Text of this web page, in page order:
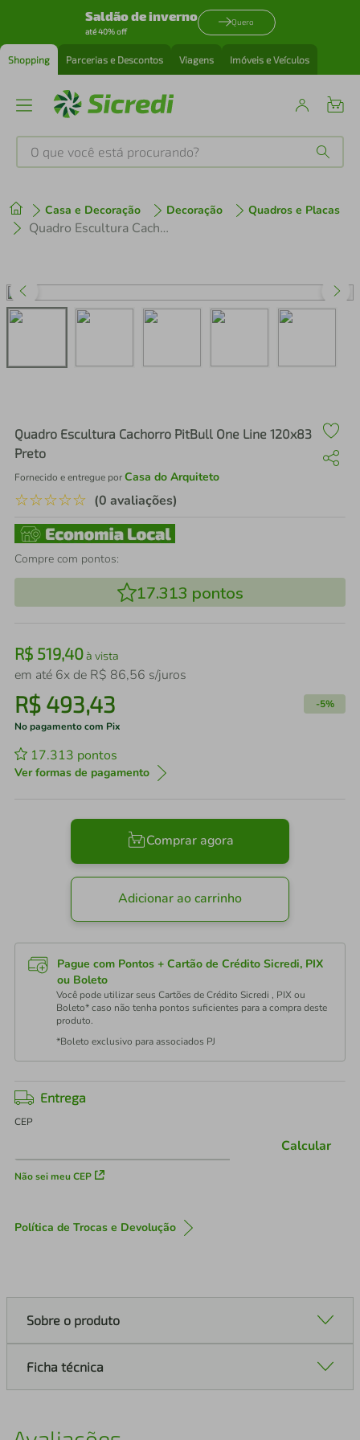
Saldão de inverno
até 40% off
Quero
Shopping Parcerias e Descontos Viagens Imóveis e Veículos
O que você está procurando?
Casa e Decoração Decoração Quadros e Placas
Quadro Escultura Cachorro PitBull One Line 120x83 Preto
Quadro Escultura Cachorro PitBull One Line 120x83
Preto
Fornecido e entregue porCasa do Arquiteto
☆☆☆☆☆ (0 avaliações)
Compre com pontos:
17.313 pontos
R$ 519,40à vista
em até 6x de R$ 86,56 s/juros
R$ 493,43 -5%
No pagamento com Pix
17.313 pontos
Ver formas de pagamento
Comprar agora
Adicionar ao carrinho
Pague com Pontos + Cartão de Crédito Sicredi, PIX
ou Boleto
Você pode utilizar seus Cartões de Crédito Sicredi , PIX ou
Boleto* caso não tenha pontos suficientes para a compra deste
produto.
*Boleto exclusivo para associados PJ
Entrega
CEP
Não sei meu CEP
Calcular
Política de Trocas e Devolução
Sobre o produto
Ficha técnica
1º tenis
perfume